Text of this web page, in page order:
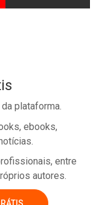
plataforma.
ebooks,
entre
autores.